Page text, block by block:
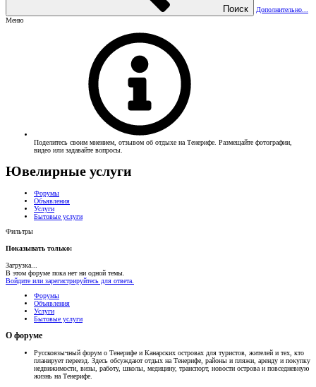
Поиск
Дополнительно...
Меню
Поделитесь своим мнением, отзывом об отдыхе на Тенерифе. Размещайте фотографии,
видео или задавайте вопросы.
Ювелирные услуги
Форумы
Объявления
Услуги
Бытовые услуги
Фильтры
Показывать только:
Загрузка...
В этом форуме пока нет ни одной темы.
Войдите или зарегистрируйтесь для ответа.
Форумы
Объявления
Услуги
Бытовые услуги
О форуме
Русскоязычный форум о Тенерифе и Канарских островах для туристов, жителей и тех, кто
планирует переезд. Здесь обсуждают отдых на Тенерифе, районы и пляжи, аренду и покупку
недвижимости, визы, работу, школы, медицину, транспорт, новости острова и повседневную
жизнь на Тенерифе.